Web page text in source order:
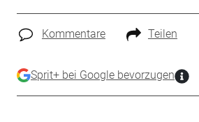
Kommentare Teilen
Sprit+ bei Google bevorzugen